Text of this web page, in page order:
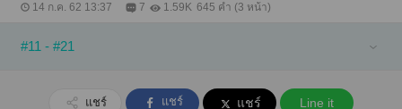
14 ก.ค. 62 13:37 7 1.59K 645 คำ (3 หน้า)
#11 - #21
แชร์ แชร์ แชร์ Line it